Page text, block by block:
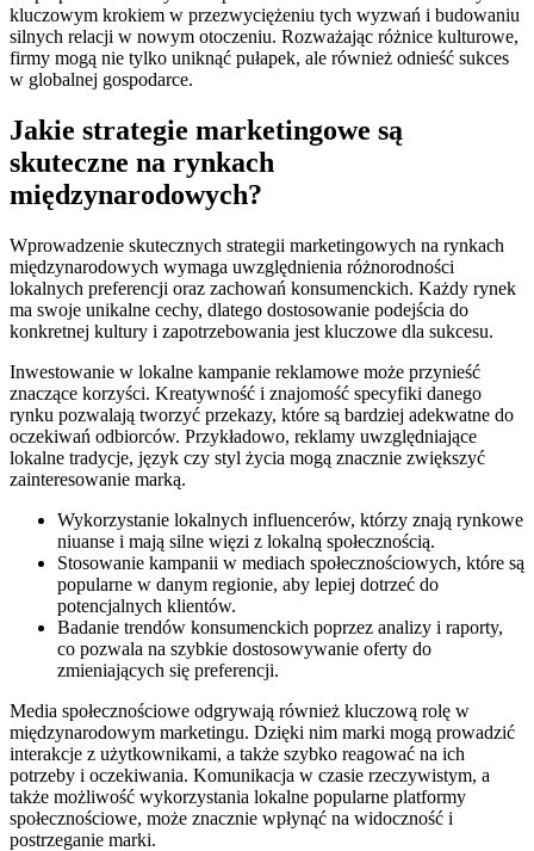
kluczowym krokiem w przezwyciężeniu tych wyzwań i budowaniu
silnych relacji w nowym otoczeniu. Rozważając różnice kulturowe,
firmy mogą nie tylko uniknąć pułapek, ale również odnieść sukces
w globalnej gospodarce.
Jakie strategie marketingowe są
skuteczne na rynkach
międzynarodowych?
Wprowadzenie skutecznych strategii marketingowych na rynkach
międzynarodowych wymaga uwzględnienia różnorodności
lokalnych preferencji oraz zachowań konsumenckich. Każdy rynek
ma swoje unikalne cechy, dlatego dostosowanie podejścia do
konkretnej kultury i zapotrzebowania jest kluczowe dla sukcesu.
Inwestowanie w lokalne kampanie reklamowe może przynieść
znaczące korzyści. Kreatywność i znajomość specyfiki danego
rynku pozwalają tworzyć przekazy, które są bardziej adekwatne do
oczekiwań odbiorców. Przykładowo, reklamy uwzględniające
lokalne tradycje, język czy styl życia mogą znacznie zwiększyć
zainteresowanie marką.
Wykorzystanie lokalnych influencerów, którzy znają rynkowe
niuanse i mają silne więzi z lokalną społecznością.
Stosowanie kampanii w mediach społecznościowych, które są
popularne w danym regionie, aby lepiej dotrzeć do
potencjalnych klientów.
Badanie trendów konsumenckich poprzez analizy i raporty,
co pozwala na szybkie dostosowywanie oferty do
zmieniających się preferencji.
Media społecznościowe odgrywają również kluczową rolę w
międzynarodowym marketingu. Dzięki nim marki mogą prowadzić
interakcje z użytkownikami, a także szybko reagować na ich
potrzeby i oczekiwania. Komunikacja w czasie rzeczywistym, a
także możliwość wykorzystania lokalne popularne platformy
społecznościowe, może znacznie wpłynąć na widoczność i
postrzeganie marki.